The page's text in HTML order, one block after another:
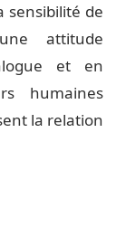
sensibilité de
attitude
et en
humaines
la relation